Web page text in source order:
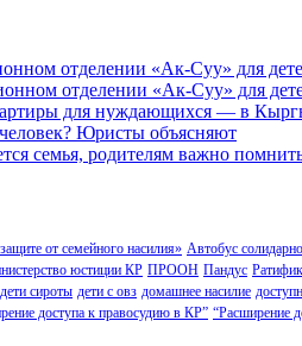
отделении «Ак-Суу» для
отделении «Ак-Суу» для
для нуждающихся — в
Юристы объясняют
семья, родителям важно
от семейного насилия» Автобус
юстиции КР ПРООН Пандус
дети сироты дети с овз домашнее насилие
доступа к правосудию в КР” “Расширение